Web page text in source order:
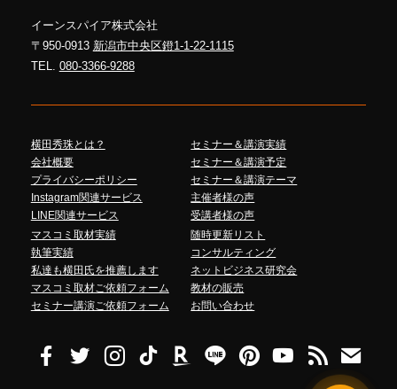
イーンスパイア株式会社
〒950-0913 新潟市中央区鐙1-1-22-1115
TEL. 080-3366-9288
横田秀珠とは？
会社概要
プライバシーポリシー
Instagram関連サービス
LINE関連サービス
セミナー＆講演実績
セミナー＆講演予定
セミナー＆講演テーマ
主催者様の声
受講者様の声
マスコミ取材実績
執筆実績
私達も横田氏を推薦します
マスコミ取材ご依頼フォーム
セミナー講演ご依頼フォーム
随時更新リスト
コンサルティング
ネットビジネス研究会
教材の販売
お問い合わせ